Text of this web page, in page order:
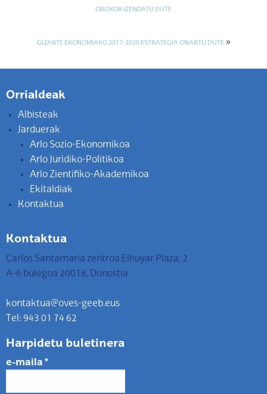
OROKOR IZENDATU DUTE
GIZARTE EKONOMIAKO 2017-2020 ESTRATEGIA ONARTU DUTE»
Orrialdeak
Albisteak
Jarduerak
Arlo Sozio-Ekonomikoa
Arlo Juridiko-Politikoa
Arlo Zientifiko-Akademikoa
Ekitaldiak
Kontaktua
Kontaktua
Carlos Santamaria zentroa Elhuyar Plaza, 2
A-6 bulegoa 20018, Donostia
kontaktua@oves-geeb.eus
Tel: 943 01 74 62
Harpidetu buletinera
e-maila *